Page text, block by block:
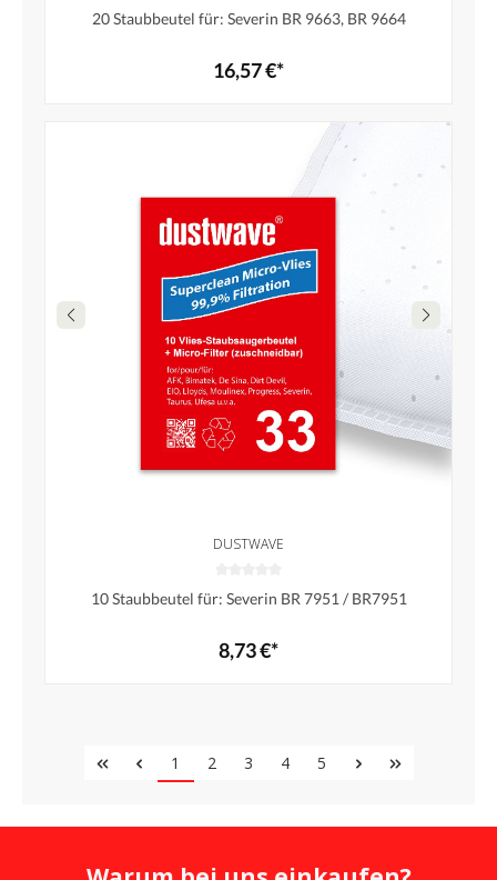
20 Staubbeutel für: Severin BR 9663, BR 9664
16,57 €*
DUSTWAVE
10 Staubbeutel für: Severin BR 7951 / BR7951
8,73 €*
1 2 3 4 5